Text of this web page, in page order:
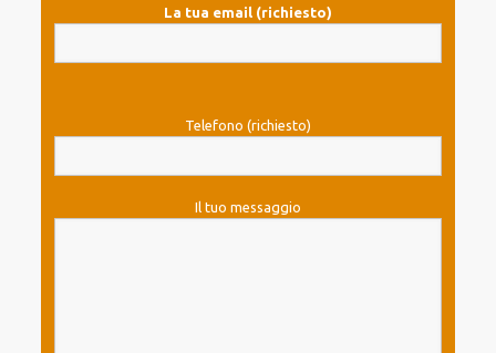
La tua email (richiesto)
Telefono (richiesto)
Il tuo messaggio